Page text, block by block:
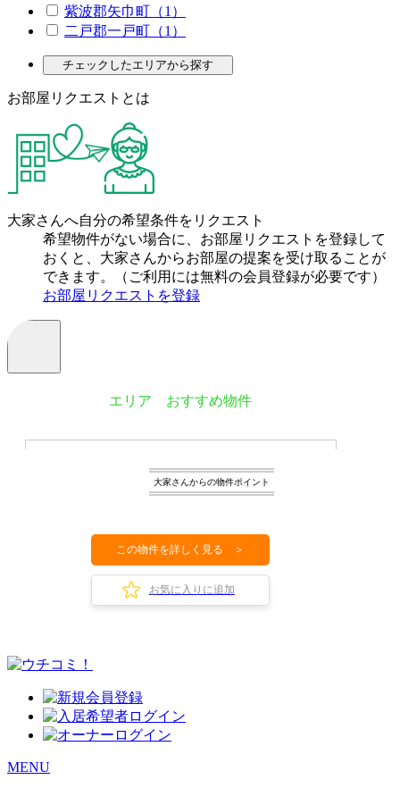
紫波郡矢巾町（1）
二戸郡一戸町（1）
チェックしたエリアから探す
お部屋リクエストとは
大家さんへ自分の希望条件をリクエスト
希望物件がない場合に、お部屋リクエストを登録して
おくと、大家さんからお部屋の提案を受け取ることが
できます。（ご利用には無料の会員登録が必要です）
お部屋リクエストを登録
エリア おすすめ物件
大家さんからの物件ポイント
この物件を詳しく見る ＞
お気に入りに追加
MENU